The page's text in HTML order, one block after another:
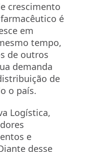
crescimento
é
em
tempo,
de outros
demanda
de
o país.
Logística,
e
desse